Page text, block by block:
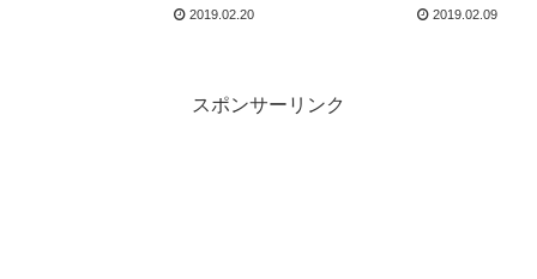
2019.02.20 2019.02.09
スポンサーリンク